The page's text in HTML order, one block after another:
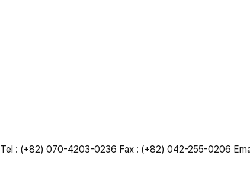
Tel : (+82) 070-4203-0236 Fax : (+82) 042-255-0206